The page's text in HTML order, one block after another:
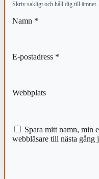
Skriv sakligt och håll dig till ämnet.
Namn *
E-postadress *
Webbplats
Spara mitt namn, min
webbläsare till nästa gång